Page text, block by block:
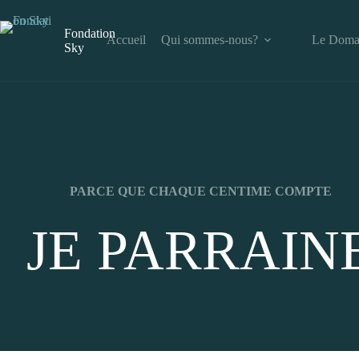
Fondation
Sky
Accueil Qui sommes-nous? Le
PARCE QUE CHAQUE CENTIME COMPTE
JE